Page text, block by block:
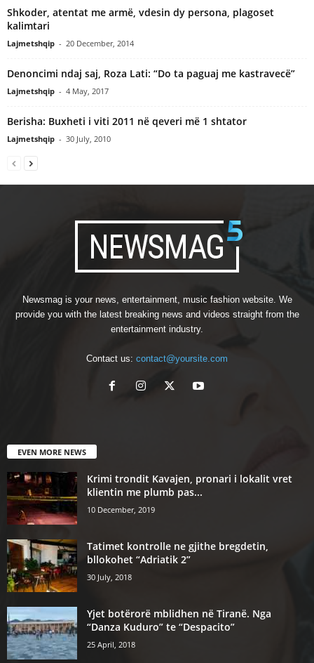
Shkoder, atentat me armë, vdesin dy persona, plagoset
kalimtari
Lajmetshqip - 20 December, 2014
Denoncimi ndaj saj, Roza Lati: “Do ta paguaj me kastravecë”
Lajmetshqip - 4 May, 2017
Berisha: Buxheti i viti 2011 në qeveri më 1 shtator
Lajmetshqip - 30 July, 2010
Newsmag is your news, entertainment, music fashion website. We
provide you with the latest breaking news and videos straight from the
entertainment industry.
Contact us: contact@yoursite.com
EVEN MORE NEWS
Krimi trondit Kavajen, pronari i lokalit vret
klientin me plumb pas...
10 December, 2019
Tatimet kontrolle ne gjithe bregdetin,
bllokohet “Adriatik 2”
30 July, 2018
Yjet botërorë mblidhen në Tiranë. Nga
“Danza Kuduro” te “Despacito”
25 April, 2018